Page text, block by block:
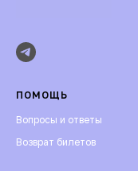
ПОМОЩЬ
Вопросы и ответы
Возврат билетов